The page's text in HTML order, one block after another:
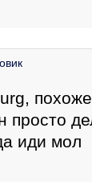
просто
иди мол